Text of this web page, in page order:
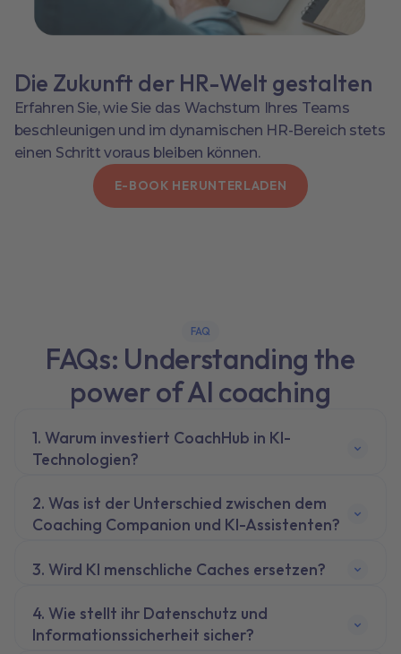
Die Zukunft der HR-Welt gestalten
Erfahren Sie, wie Sie das Wachstum Ihres Teams
beschleunigen und im dynamischen HR-Bereich stets
einen Schritt voraus bleiben können.
E-BOOK HERUNTERLADEN
FAQ
FAQs: Understanding the
power of AI coaching
Warum investiert CoachHub in KI-
Technologien?
Was ist der Unterschied zwischen dem
Coaching Companion und KI-Assistenten?
Wird KI menschliche Caches ersetzen?
Wie stellt ihr Datenschutz und
Informationssicherheit sicher?